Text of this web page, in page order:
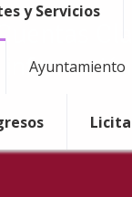
y Servicios
Ayuntamiento